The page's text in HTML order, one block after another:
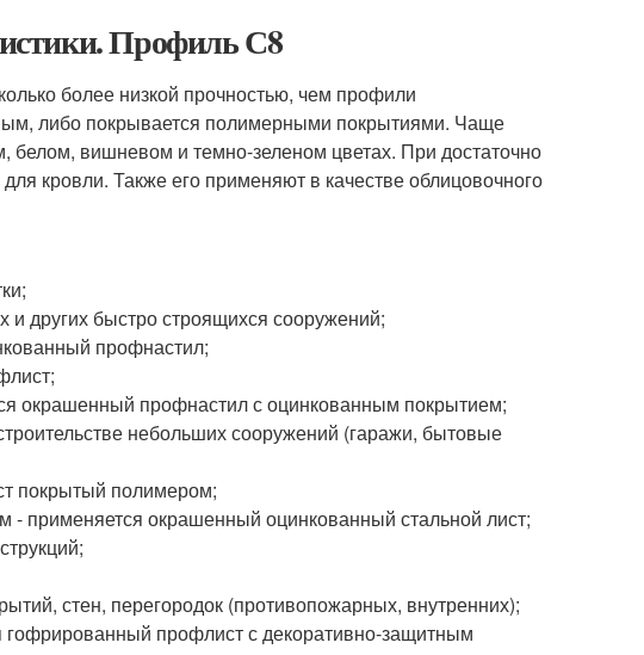
Профиль С8
более низкой прочностью, чем профили
либо покрывается полимерными покрытиями. Чаще
белом, вишневом и темно-зеленом цветах. При достаточно
кровли. Также его применяют в качестве облицовочного
и других быстро строящихся сооружений;
профнастил;
окрашенный профнастил с оцинкованным покрытием;
небольших сооружений (гаражи, бытовые
покрытый полимером;
применяется окрашенный оцинкованный стальной лист;
стен, перегородок (противопожарных, внутренних);
профлист с декоративно-защитным